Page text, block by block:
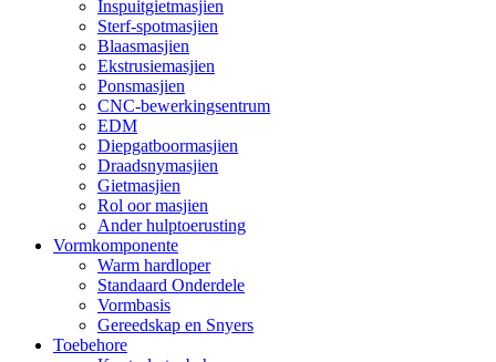
Inspuitgietmasjien
Sterf-spotmasjien
Blaasmasjien
Ekstrusiemasjien
Ponsmasjien
CNC-bewerkingsentrum
EDM
Diepgatboormasjien
Draadsnymasjien
Gietmasjien
Rol oor masjien
Ander hulptoerusting
Vormkomponente
Warm hardloper
Standaard Onderdele
Vormbasis
Gereedskap en Snyers
Toebehore